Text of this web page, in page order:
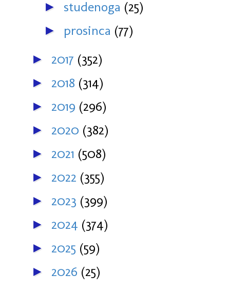
► studenoga (25)
► prosinca (77)
► 2017 (352)
► 2018 (314)
► 2019 (296)
► 2020 (382)
► 2021 (508)
► 2022 (355)
► 2023 (399)
► 2024 (374)
► 2025 (59)
► 2026 (25)